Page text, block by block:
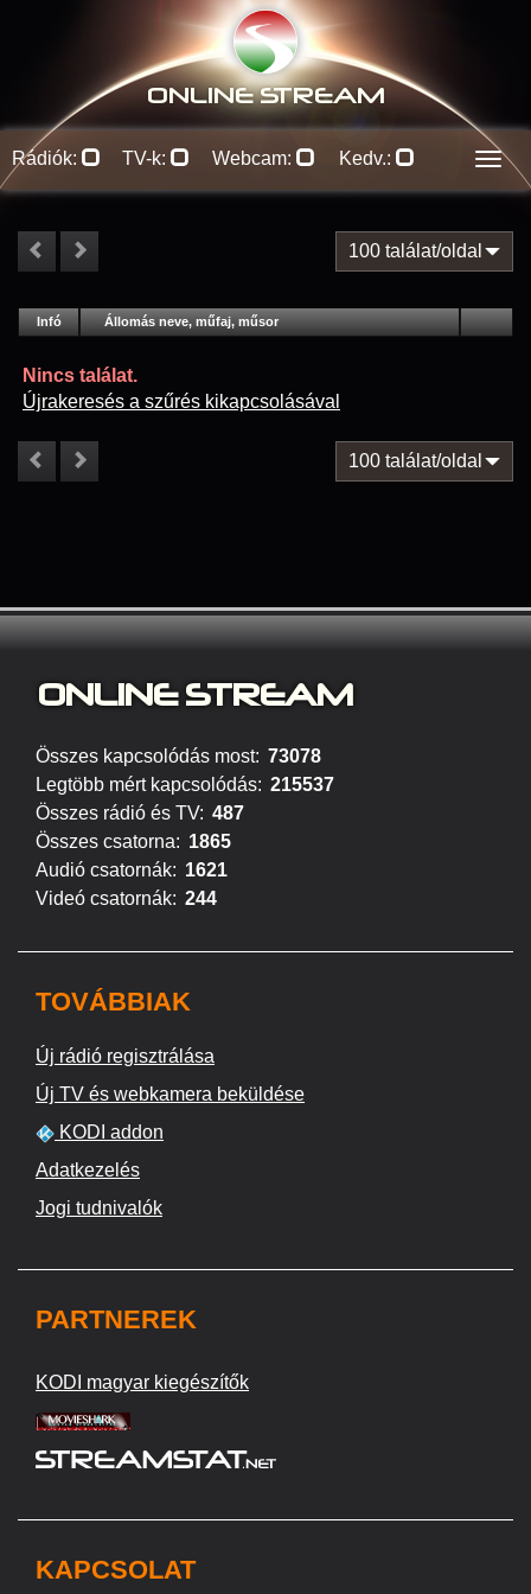
ONLINE STREAM
Rádiók: TV-k: Webcam: Kedv.:
100 találat/oldal
Infó Lejátszás
Állomás neve, műfaj, műsor
Nincs találat.
Újrakeresés a szűrés kikapcsolásával
100 találat/oldal
ONLINE STREAM
Összes kapcsolódás most: 73078
Legtöbb mért kapcsolódás: 215537
Összes rádió és TV: 487
Összes csatorna: 1865
Audió csatornák: 1621
Videó csatornák: 244
TOVÁBBIAK
Új rádió regisztrálása
Új TV és webkamera beküldése
KODI addon
Adatkezelés
Jogi tudnivalók
PARTNEREK
KODI magyar kiegészítők
KAPCSOLAT